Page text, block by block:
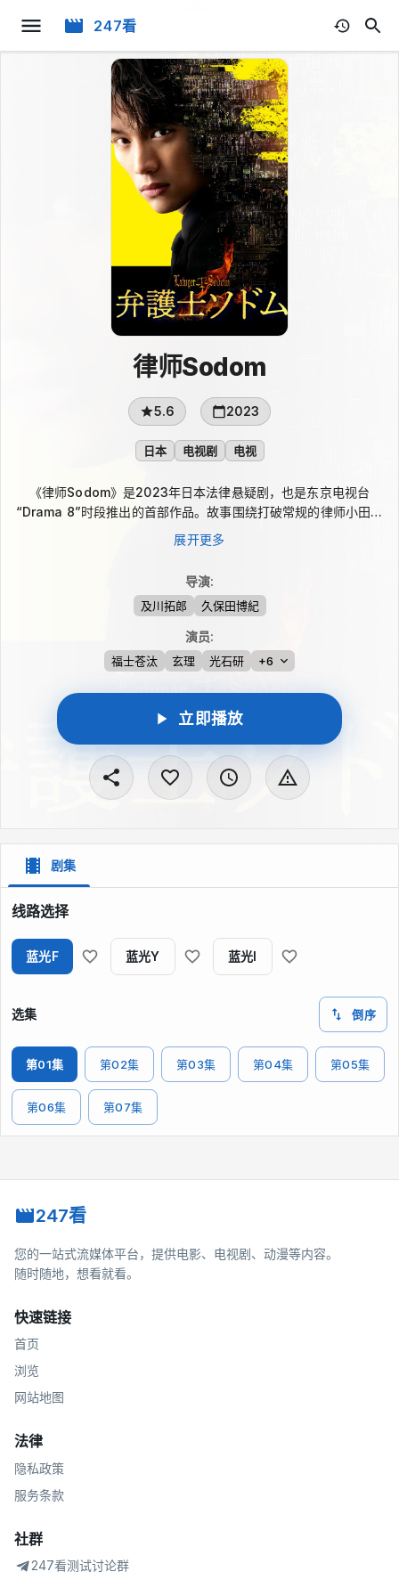
247看
律师Sodom
5.6 2023
日本 电视剧 电视
《律师Sodom》是2023年日本法律悬疑剧，也是东京电视台
“Drama 8”时段推出的首部作品。故事围绕打破常规的律师小田切
涉展开，他因某个理由选择专门为诈骗加害者辩护，甚至在法庭上
帮助那些以弱者为目标的诈骗者取得胜诉。随着案件推进，他站在
展开更多
导演:
及川拓郎 久保田博紀
演员:
福士苍汰 玄理 光石研 +6
立即播放
剧集
线路选择
蓝光F 蓝光Y 蓝光I
选集 倒序
第01集 第02集 第03集 第04集 第05集
第06集 第07集
247看
您的一站式流媒体平台，提供电影、电视剧、动漫等内容。
随时随地，想看就看。
快速链接
首页
浏览
网站地图
法律
隐私政策
服务条款
社群
247看测试讨论群